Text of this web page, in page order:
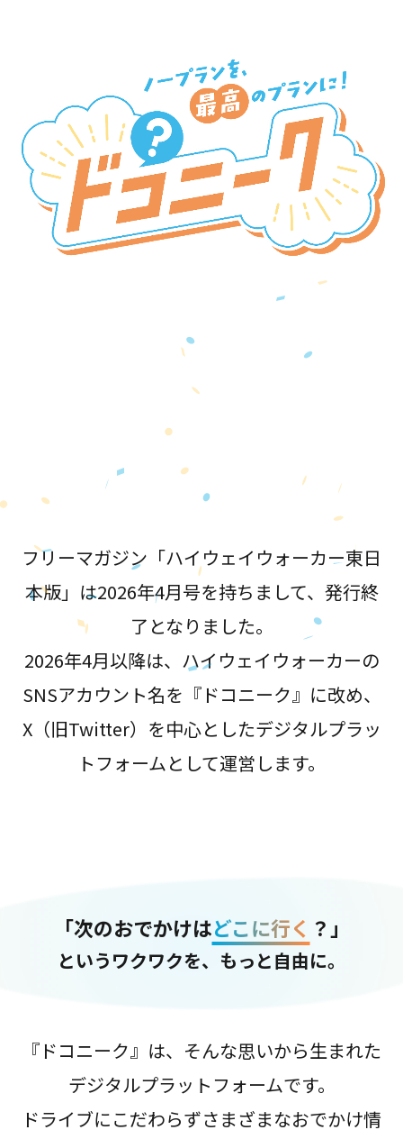
新SNSプラットフォーム
『ドコニーク』
が誕生！
フリーマガジン「ハイウェイウォーカー東日
本版」は2026年4月号を持ちまして、発行終
了となりました。
2026年4月以降は、ハイウェイウォーカーの
SNSアカウント名を『ドコニーク』に改め、
X（旧Twitter）を中心としたデジタルプラッ
トフォームとして運営します。
「次のおでかけはどこに行く ？」
というワクワクを、もっと自由に。
『ドコニーク』は、そんな思いから生まれた
デジタルプラットフォームです。
ドライブにこだわらずさまざまなおでかけ情